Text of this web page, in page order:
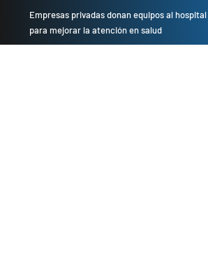
Empresas privadas donan equipos al hospital
para mejorar la atención en salud